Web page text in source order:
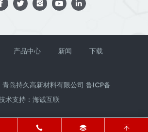
产品中心 新闻
下载
持久高新材料有限公司 鲁ICP备
术支持：海诚互联